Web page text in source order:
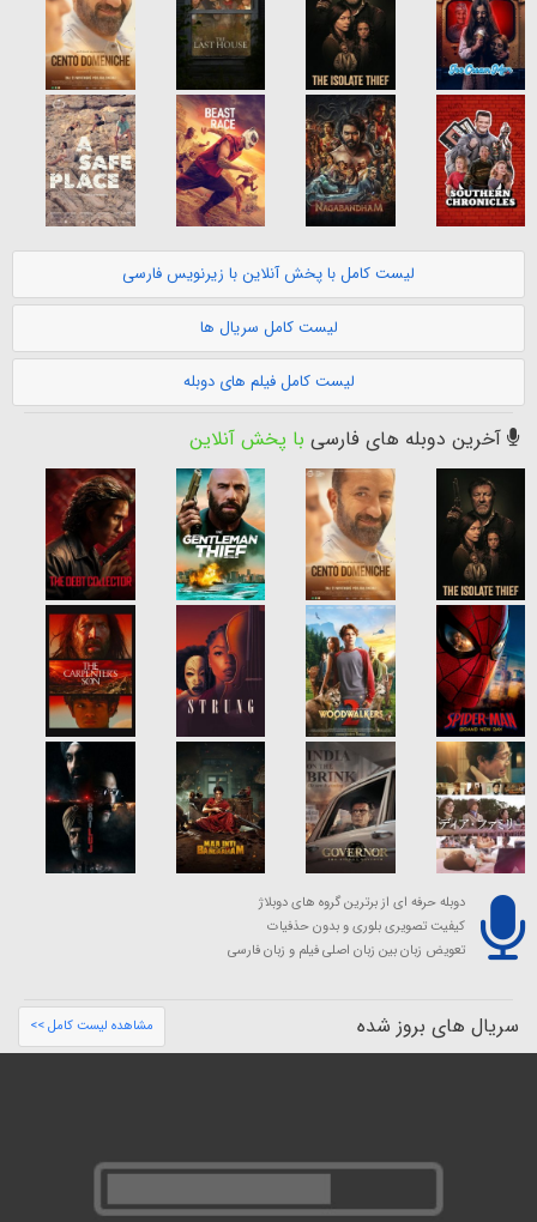
لیست کامل با پخش آنلاین با زیرنویس فارسی
لیست کامل سریال ها
لیست کامل فیلم های دوبله
آخرین دوبله های فارسی با پخش آنلاین
دوبله حرفه ای از برترین گروه های دوبلاژ
کیفیت تصویری بلوری و بدون حذفیات
تعویض زبان بین زبان اصلی فیلم و زبان فارسی
سریال های بروز شده مشاهده لیست کامل >>